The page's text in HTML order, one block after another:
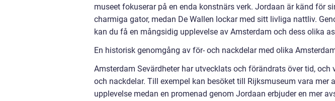
museet fokuserar på en enda konstnärs verk. Jordaan är känd för
charmiga gator, medan De Wallen lockar med sitt livliga nattliv.
kan du få en mångsidig upplevelse av Amsterdam och dess olika
En historisk genomgång av för- och nackdelar med olika
Amsterdam Sevärdheter har utvecklats och förändrats över tid, och
och nackdelar. Till exempel kan besöket till Rijksmuseum vara mer
upplevelse medan en promenad genom Jordaan erbjuder en mer